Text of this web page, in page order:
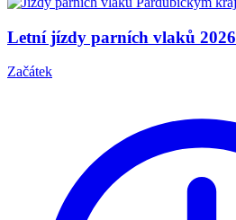
Letní jízdy parních vlaků 2026
Začátek